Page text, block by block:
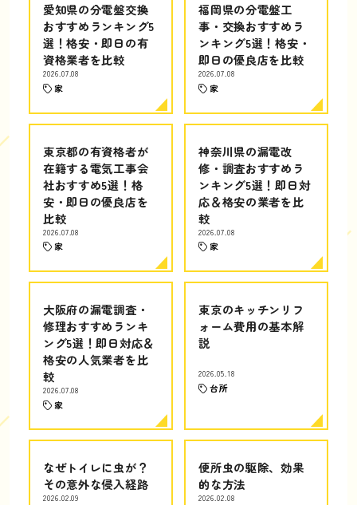
愛知県の分電盤交換
おすすめランキング5
選！格安・即日の有
資格業者を比較
2026.07.08
家
福岡県の分電盤工
事・交換おすすめラ
ンキング5選！格安・
即日の優良店を比較
2026.07.08
家
東京都の有資格者が
在籍する電気工事会
社おすすめ5選！格
安・即日の優良店を
比較
2026.07.08
家
神奈川県の漏電改
修・調査おすすめラ
ンキング5選！即日対
応＆格安の業者を比
較
2026.07.08
家
大阪府の漏電調査・
修理おすすめランキ
ング5選！即日対応＆
格安の人気業者を比
較
2026.07.08
家
東京のキッチンリフ
ォーム費用の基本解
説
2026.05.18
台所
なぜトイレに虫が？
その意外な侵入経路
2026.02.09
便所虫の駆除、効果
的な方法
2026.02.08